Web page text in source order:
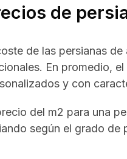
de
de las persianas
En promedio,
y con
del m2 para una
según el grado de